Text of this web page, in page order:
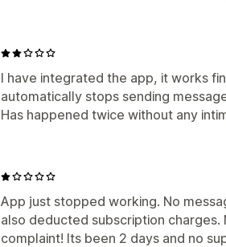
I have integrated the app, it works
automatically stops sending
Has happened twice without any
App just stopped working. No
also deducted subscription
complaint! Its been 2 days and no